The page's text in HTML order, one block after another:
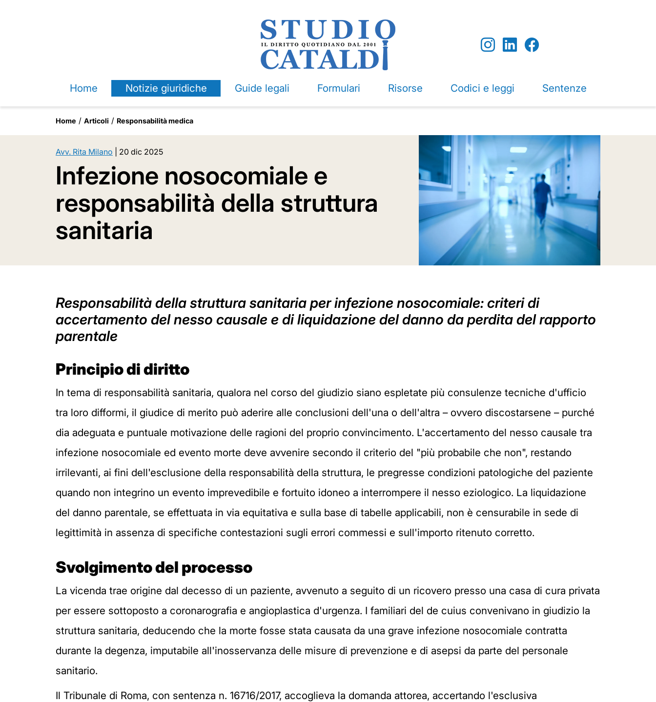
Home Notizie giuridiche Guide legali Formulari Risorse Codici e leggi Sentenze
Home Articoli Responsabilità medica
Avv. Rita Milano 20 dic 2025
Infezione nosocomiale e
responsabilità della struttura
sanitaria
Responsabilità della struttura sanitaria per infezione nosocomiale: criteri di
accertamento del nesso causale e di liquidazione del danno da perdita del rapporto
parentale
Principio di diritto
In tema di responsabilità sanitaria, qualora nel corso del giudizio siano espletate più consulenze tecniche d'ufficio
tra loro difformi, il giudice di merito può aderire alle conclusioni dell'una o dell'altra – ovvero discostarsene – purché
dia adeguata e puntuale motivazione delle ragioni del proprio convincimento. L'accertamento del nesso causale tra
infezione nosocomiale ed evento morte deve avvenire secondo il criterio del "più probabile che non", restando
irrilevanti, ai fini dell'esclusione della responsabilità della struttura, le pregresse condizioni patologiche del paziente
quando non integrino un evento imprevedibile e fortuito idoneo a interrompere il nesso eziologico. La liquidazione
del danno parentale, se effettuata in via equitativa e sulla base di tabelle applicabili, non è censurabile in sede di
legittimità in assenza di specifiche contestazioni sugli errori commessi e sull'importo ritenuto corretto.
Svolgimento del processo
La vicenda trae origine dal decesso di un paziente, avvenuto a seguito di un ricovero presso una casa di cura privata
per essere sottoposto a coronarografia e angioplastica d'urgenza. I familiari del de cuius convenivano in giudizio la
struttura sanitaria, deducendo che la morte fosse stata causata da una grave infezione nosocomiale contratta
durante la degenza, imputabile all'inosservanza delle misure di prevenzione e di asepsi da parte del personale
sanitario.
Il Tribunale di Roma, con sentenza n. 16716/2017, accoglieva la domanda attorea, accertando l'esclusiva